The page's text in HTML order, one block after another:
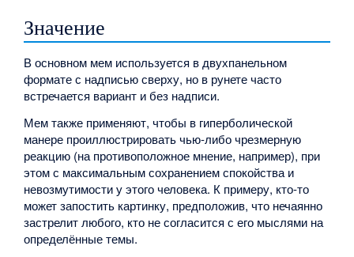
Значение
В основном мем используется в двухпанельном
формате с надписью сверху, но в рунете часто
встречается вариант и без надписи.
Мем также применяют, чтобы в гиперболической
манере проиллюстрировать чью-либо чрезмерную
реакцию (на противоположное мнение, например), при
этом с максимальным сохранением спокойства и
невозмутимости у этого человека. К примеру, кто-то
может запостить картинку, предположив, что нечаянно
застрелит любого, кто не согласится с его мыслями на
определённые темы.